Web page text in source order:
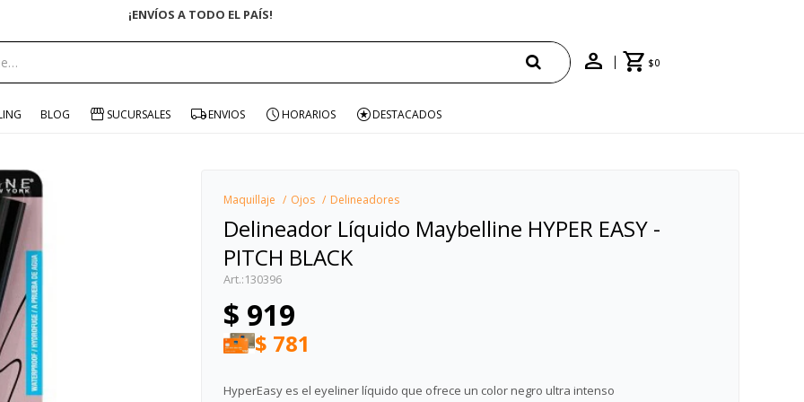
$0
BLOG SUCURSALES ENVIOS HORARIOS DESTACADOS
Maquillaje Ojos Delineadores
Delineador Líquido Maybelline HYPER EASY -
PITCH BLACK
130396
$ 919
$ 781
HyperEasy es el eyeliner líquido que ofrece un color negro ultra intenso